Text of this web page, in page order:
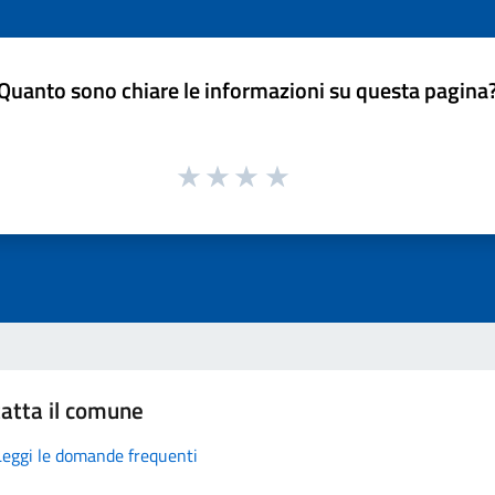
sono chiare le informazioni su questa
il comune
le domande frequenti